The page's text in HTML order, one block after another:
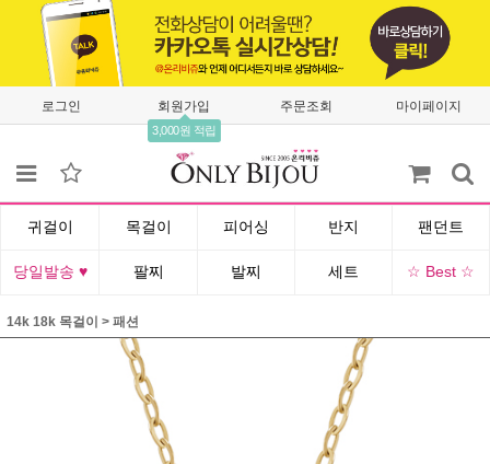
로그인 회원가입
3,000원 적립
주문조회 마이페이지
귀걸이 목걸이 피어싱 반지 팬던트
당일발송 ♥ 팔찌 발찌 세트 ☆ Best ☆
14k 18k 목걸이 > 패션